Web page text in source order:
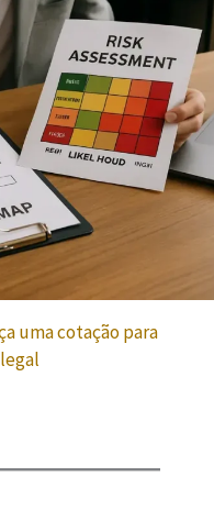
uma cotação para